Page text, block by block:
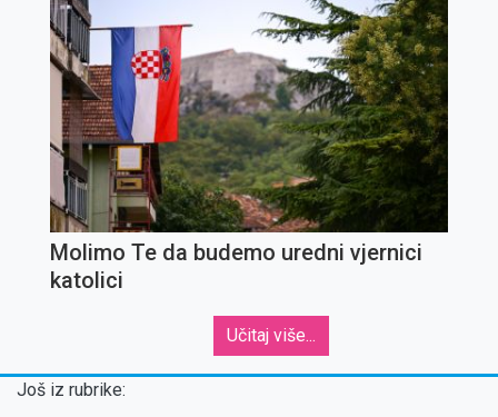
Molimo Te da budemo uredni vjernici
katolici
Učitaj više...
Još iz rubrike: